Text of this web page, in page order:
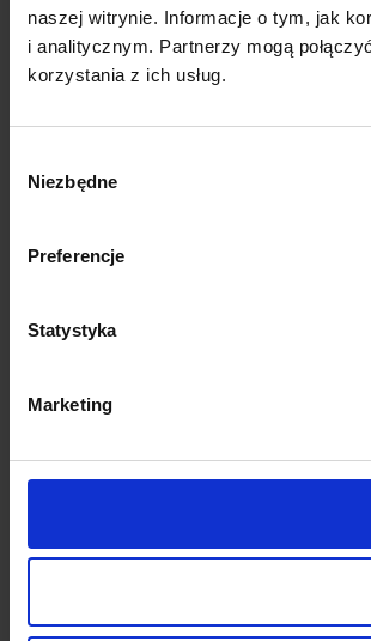
naszej witrynie. Informacje o tym, jak
i analitycznym. Partnerzy mogą
korzystania z ich usług.
zgody
Niezbędne
Preferencje
Statystyka
Marketing